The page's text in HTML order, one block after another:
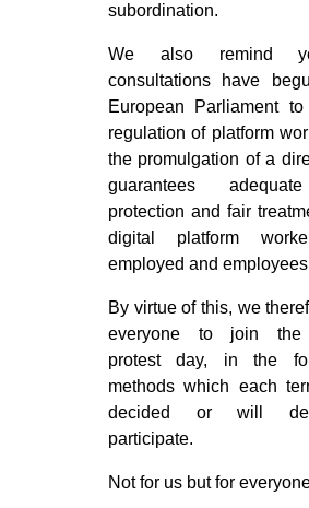
subordination.
We also remind
consultations have
European Parliament
regulation of platform
the promulgation of a
guarantees
protection and fair
digital platform
employed and
By virtue of this, we
everyone to join the
protest day, in the
methods which each
decided or will
participate.
Not for us but for